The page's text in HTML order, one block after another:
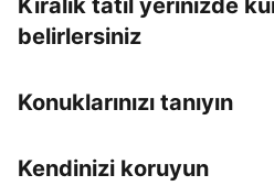
Kiralık tatil yerinizde
belirlersiniz
Konuklarınızı tanıyın
Kendinizi koruyun